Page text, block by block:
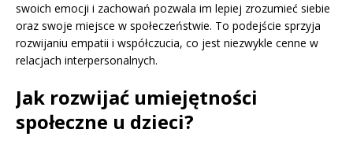
swoich emocji i zachowań pozwala im lepiej zrozumieć siebie
oraz swoje miejsce w społeczeństwie. To podejście sprzyja
rozwijaniu empatii i współczucia, co jest niezwykle cenne w
relacjach interpersonalnych.
Jak rozwijać umiejętności
społeczne u dzieci?